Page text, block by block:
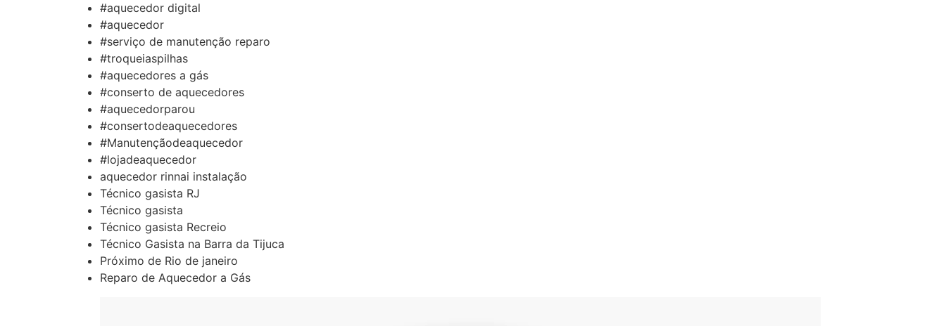
#aquecedor digital
#aquecedor
#serviço de manutenção reparo
#troqueiaspilhas
#aquecedores a gás
#conserto de aquecedores
#aquecedorparou
#consertodeaquecedores
#Manutençãodeaquecedor
#lojadeaquecedor
aquecedor rinnai instalação
Técnico gasista RJ
Técnico gasista
Técnico gasista Recreio
Técnico Gasista na Barra da Tijuca
Próximo de Rio de janeiro
Reparo de Aquecedor a Gás